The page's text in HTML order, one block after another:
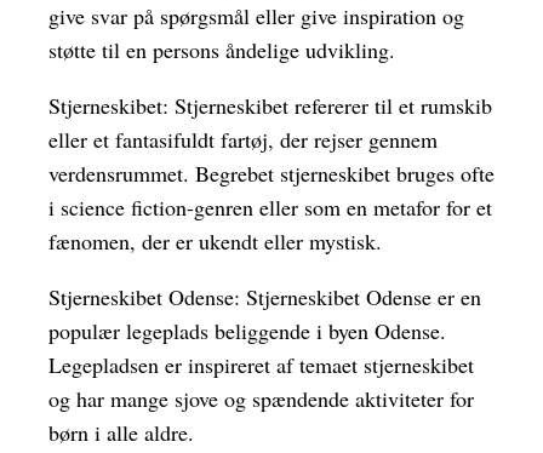
give svar på spørgsmål eller give inspiration og
støtte til en persons åndelige udvikling.
Stjerneskibet: Stjerneskibet refererer til et rumskib
eller et fantasifuldt fartøj, der rejser gennem
verdensrummet. Begrebet stjerneskibet bruges ofte
i science fiction-genren eller som en metafor for et
fænomen, der er ukendt eller mystisk.
Stjerneskibet Odense: Stjerneskibet Odense er en
populær legeplads beliggende i byen Odense.
Legepladsen er inspireret af temaet stjerneskibet
og har mange sjove og spændende aktiviteter for
børn i alle aldre.